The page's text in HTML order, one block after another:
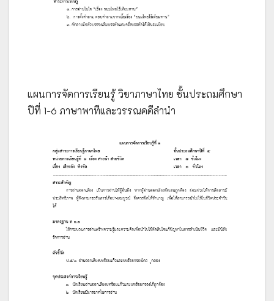
แผนการจัดการเรียนรู้ วิชาภาษาไทย ชั้นประถมศึกษา
ปีที่ 1-6 ภาษาพาทีและวรรณคดีลำนำ